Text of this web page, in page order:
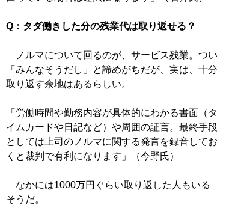
Q：タダ働きした分の残業代は取り返せる？
ノルマについて回るのが、サービス残業。つい
「みんなそうだし」と諦めがちだが、実は、十分
取り返す余地はあるらしい。
「労働時間や勤務内容が具体的にわかる書面（タ
イムカードや日記など）や周囲の証言。最終手段
としては上司のノルマに関する発言を録音してお
くと裁判で有利になります」（今野氏）
なかには1000万円ぐらい取り返した人もいる
そうだ。